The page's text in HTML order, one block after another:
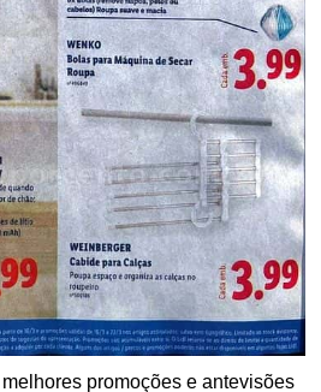
promoções e antevisões